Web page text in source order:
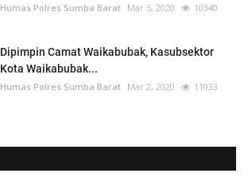
Humas Polres Sumba Barat Mar 5, 2020 10340
Dipimpin Camat Waikabubak, Kasubsektor
Kota Waikabubak...
Humas Polres Sumba Barat Mar 2, 2020 11033